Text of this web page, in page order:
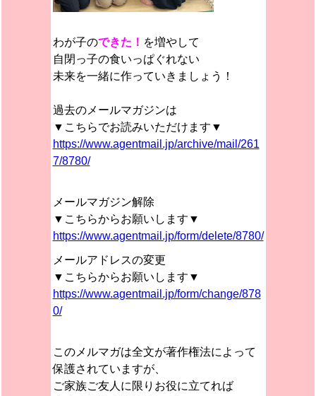
わが子のできた！ を増やして
自閉っ子の食いっぱぐれない
未来を一緒に作っていきましょう！
過去のメールマガジンは
▼こちらでお読みいただけます▼
https://www.agentmail.jp/archive/mail/261
7/8780/
メールマガジン解除
▼こちらからお願いします▼
https://www.agentmail.jp/form/delete/8780/
メールアドレスの変更
▼こちらからお願いします▼
https://www.agentmail.jp/form/change/878
0/
このメルマガは全文が著作権法によって
保護されていますが、
ご家族ご友人に限りお役に立てれば